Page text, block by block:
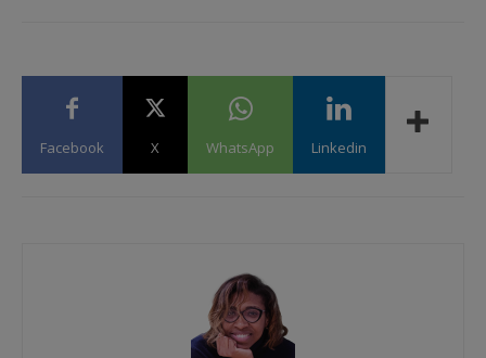
Facebook X WhatsApp Linkedin